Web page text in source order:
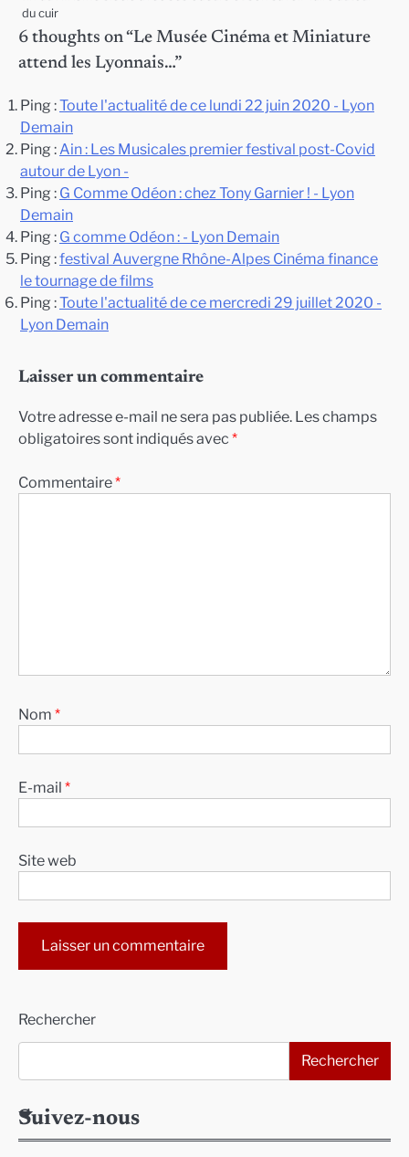
du cuir
6 thoughts on “Le Musée Cinéma et Miniature
attend les Lyonnais…”
Ping :Toute l'actualité de ce lundi 22 juin 2020 - Lyon
Demain
Ping :Ain : Les Musicales premier festival post-Covid
autour de Lyon -
Ping : G Comme Odéon : chez Tony Garnier ! - Lyon
Demain
Ping : G comme Odéon : - Lyon Demain
Ping :festival Auvergne Rhône-Alpes Cinéma finance
le tournage de films
Ping :Toute l'actualité de ce mercredi 29 juillet 2020 -
Lyon Demain
Laisser un commentaire
Votre adresse e-mail ne sera pas publiée. Les champs
obligatoires sont indiqués avec *
Commentaire*
Nom *
E-mail *
Site web
Rechercher
Rechercher
Suivez-nous